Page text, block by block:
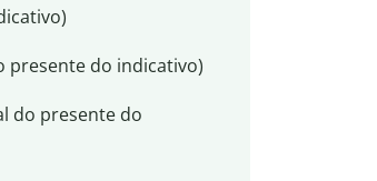
presente do indicativo)
do presente do